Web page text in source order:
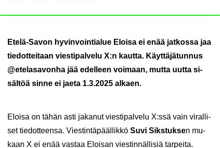
Etelä-​Savon hy­vin­voin­tia­lue Eloi­sa ei enää jat­kos­sa jaa
tie­dot­tei­taan vies­ti­pal­ve­lu X:n kaut­ta. Käyt­tä­jä­tun­nus
@ete­la­sa­von­ha jää edel­leen voi­maan, mutta uutta si­
säl­töä sinne ei jaeta 1.3.2025 al­kaen.
Eloi­sa on tähän asti ja­ka­nut vies­ti­pal­ve­lu X:ssä vain vi­ral­li­
set tie­dot­teen­sa. Vies­tin­tä­pääl­lik­kö Suvi Siks­tuk­sen mu­
kaan X ei enää vas­taa Eloi­san vies­tin­näl­li­siä tar­pei­ta.